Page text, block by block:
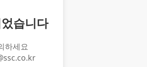
습니다
하세요